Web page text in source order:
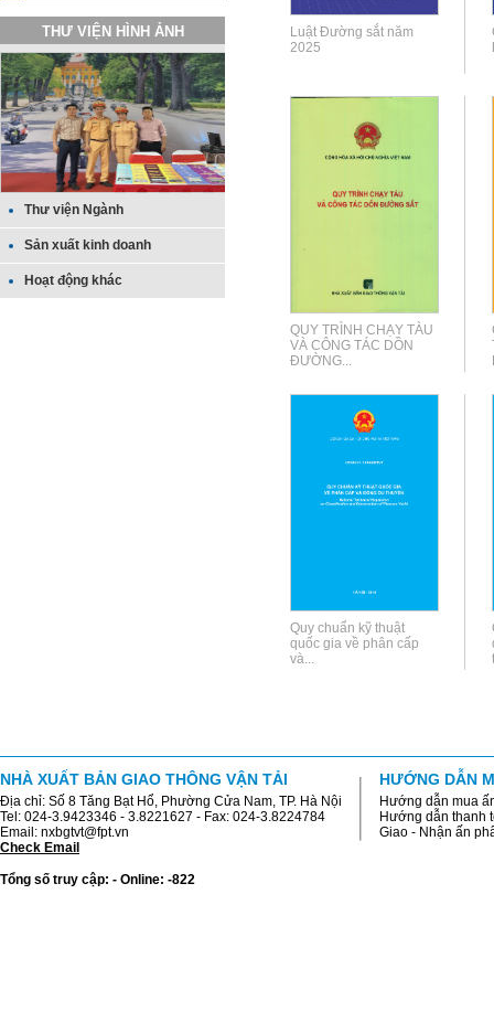
THƯ VIỆN HÌNH ẢNH
Thư viện Ngành
Sản xuất kinh doanh
Hoạt động khác
Luật Đường sắt năm
2025
QUY TRÌNH CHẠY TÀU
VÀ CÔNG TÁC DỒN
ĐƯỜNG...
Quy chuẩn kỹ thuật
quốc gia về phân cấp
và...
NHÀ XUẤT BẢN GIAO THÔNG VẬN TẢI
Địa chỉ: Số 8 Tăng Bạt Hổ, Phường Cửa Nam, TP. Hà Nội
Tel: 024-3.9423346 - 3.8221627 - Fax: 024-3.8224784
Email: nxbgtvt@fpt.vn
Check Email
Tổng số truy cập: - Online: -822
HƯỚNG DẪN
Hướng dẫn mua
Hướng dẫn thanh
Giao - Nhận ấn